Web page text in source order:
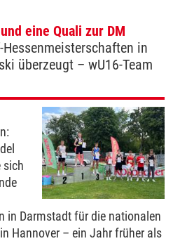
eine Quali zur DM
in
überzeugt – wU16-Team
sich
in Darmstadt für die nationalen
Hannover – ein Jahr früher als